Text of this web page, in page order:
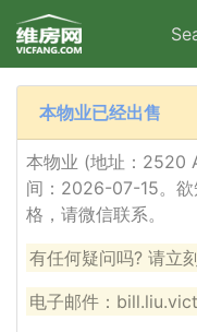
本物业已经出售
本物业 (地址：2520
间：2026-07-15。欲
格，请微信联系。
有任何疑问吗? 请立
电子邮件：